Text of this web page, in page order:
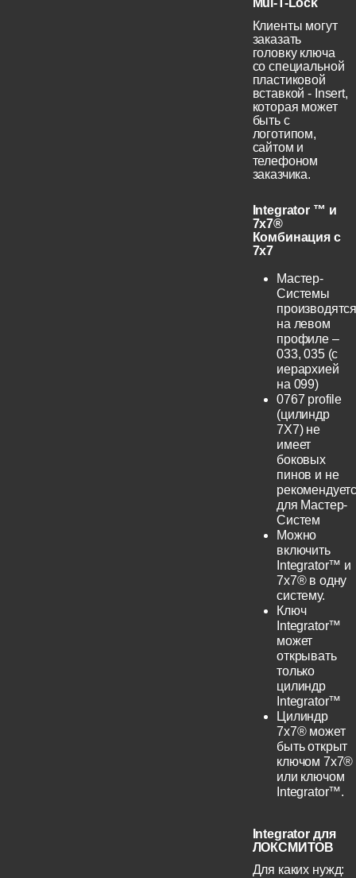
Mul-T-Lock
Клиенты могут
заказать
головку ключа
со специальной
пластиковой
вставкой - Insert,
которая может
быть с
логотипом,
сайтом и
телефоном
заказчика.
Integrator ™ и
7x7®
Комбинация с
7x7
Мастер-
Системы
на левом
профиле –
033, 035 (с
иерархией
на 099)
0767 profile
(цилиндр
7Х7) не
имеет
боковых
пинов и не
для Мастер-
Систем
Можно
включить
Integrator™ и
7x7® в одну
систему.
Ключ
Integrator™
может
открывать
только
цилиндр
Integrator™
Цилиндр
7х7® может
быть открыт
ключом 7х7®
или ключом
Integrator™.
Integrator для
ЛОКСМИТОВ
Для каких нужд: